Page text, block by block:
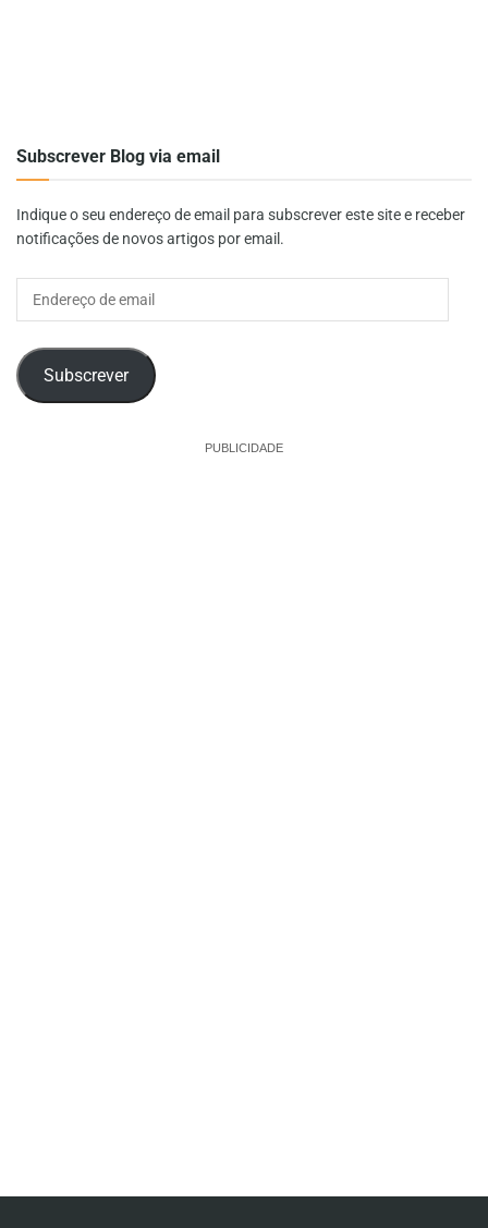
Subscrever Blog via email
Indique o seu endereço de email para subscrever este site e receber
notificações de novos artigos por email.
Subscrever
PUBLICIDADE